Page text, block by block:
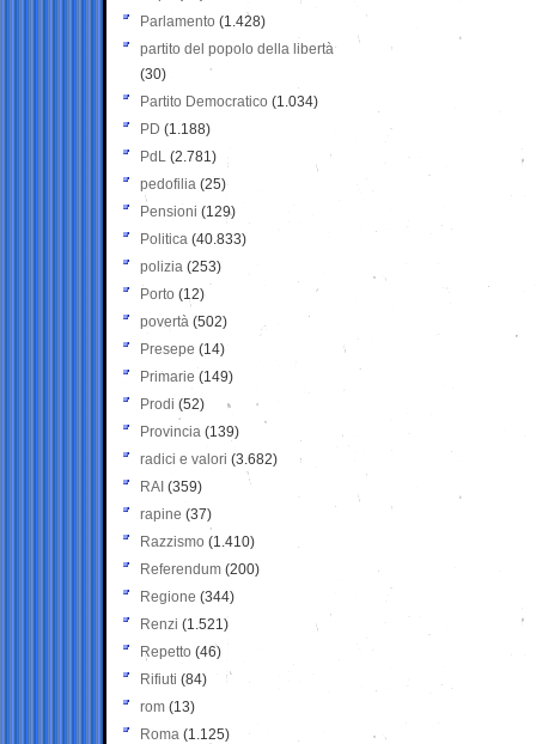
Parlamento (1.428)
partito del popolo della libertà
(30)
Partito Democratico (1.034)
PD (1.188)
PdL (2.781)
pedofilia (25)
Pensioni (129)
Politica (40.833)
polizia (253)
Porto (12)
povertà (502)
Presepe (14)
Primarie (149)
Prodi (52)
Provincia (139)
radici e valori (3.682)
RAI (359)
rapine (37)
Razzismo (1.410)
Referendum (200)
Regione (344)
Renzi (1.521)
Repetto (46)
Rifiuti (84)
rom (13)
Roma (1.125)